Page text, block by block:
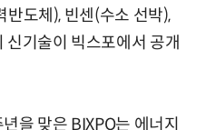
반도체), 빈센(수소 선박),
신기술이 빅스포에서 공개
을 맞은 BIXPO는 에너지